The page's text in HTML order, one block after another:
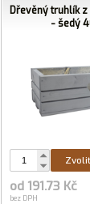
Dřevěný truhlík
- šedý
od 191.73 Kč
bez DPH